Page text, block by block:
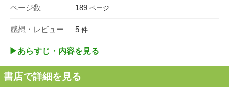
ページ数 189 ページ
感想・レビュー 5 件
▶︎あらすじ・内容を見る
書店で詳細を見る